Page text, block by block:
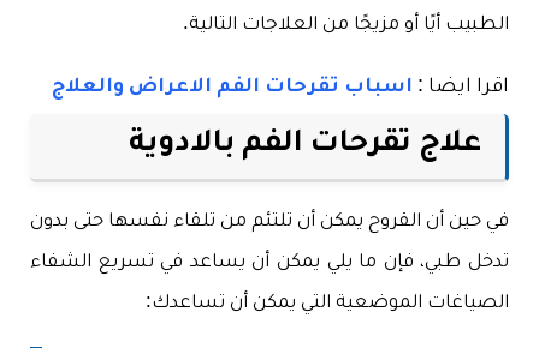
الطبيب أيًا أو مزيجًا من العلاجات التالية.
اقرا ايضا : اسباب تقرحات الفم الاعراض والعلاج
علاج تقرحات الفم بالادوية
في حين أن القروح يمكن أن تلتئم من تلقاء نفسها حتى بدون
تدخل طبي، فإن ما يلي يمكن أن يساعد في تسريع الشفاء
الصياغات الموضعية التي يمكن أن تساعدك: